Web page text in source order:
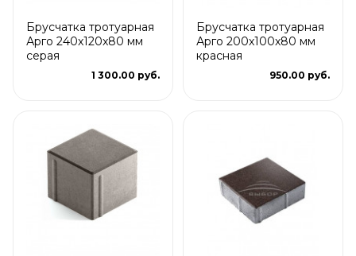
Брусчатка тротуарная
Арго 240x120x80 мм
серая
1 300.00 руб.
Брусчатка тротуарная
Арго 200x100x80 мм
красная
950.00 руб.